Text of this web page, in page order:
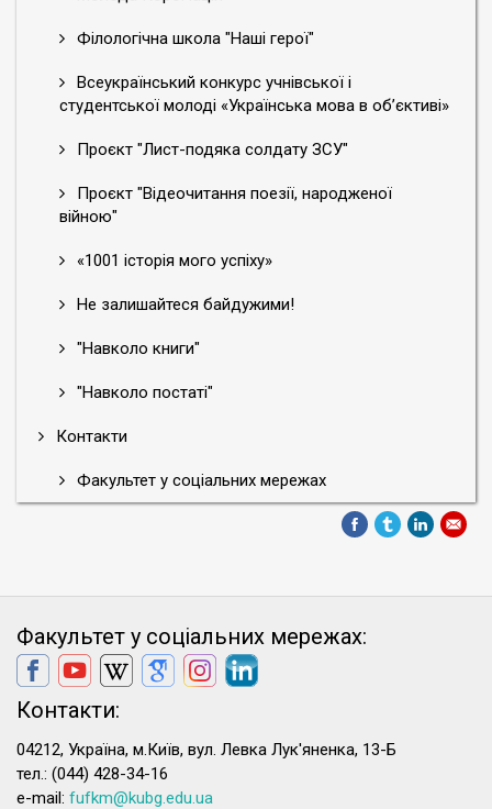
Філологічна школа "Наші герої"
Всеукраїнський конкурс учнівської і
студентської молоді «Українська мова в об’єктиві»
Проєкт "Лист-подяка солдату ЗСУ"
Проєкт "Відеочитання поезії, народженої
війною"
«1001 історія мого успіху»
Не залишайтеся байдужими!
"Навколо книги"
"Навколо постаті"
Контакти
Факультет у соціальних мережах
Факультет у соціальних мережах:
Контакти:
04212, Україна, м.Київ, вул. Левка Лук'яненка, 13-Б
тел.: (044) 428-34-16
e-mail: fufkm@kubg.edu.ua